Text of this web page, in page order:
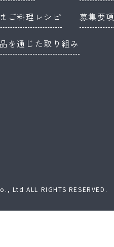
ご料理レシピ
を通じた取り組み
募集要項
Ltd ALL RIGHTS RESERVED.